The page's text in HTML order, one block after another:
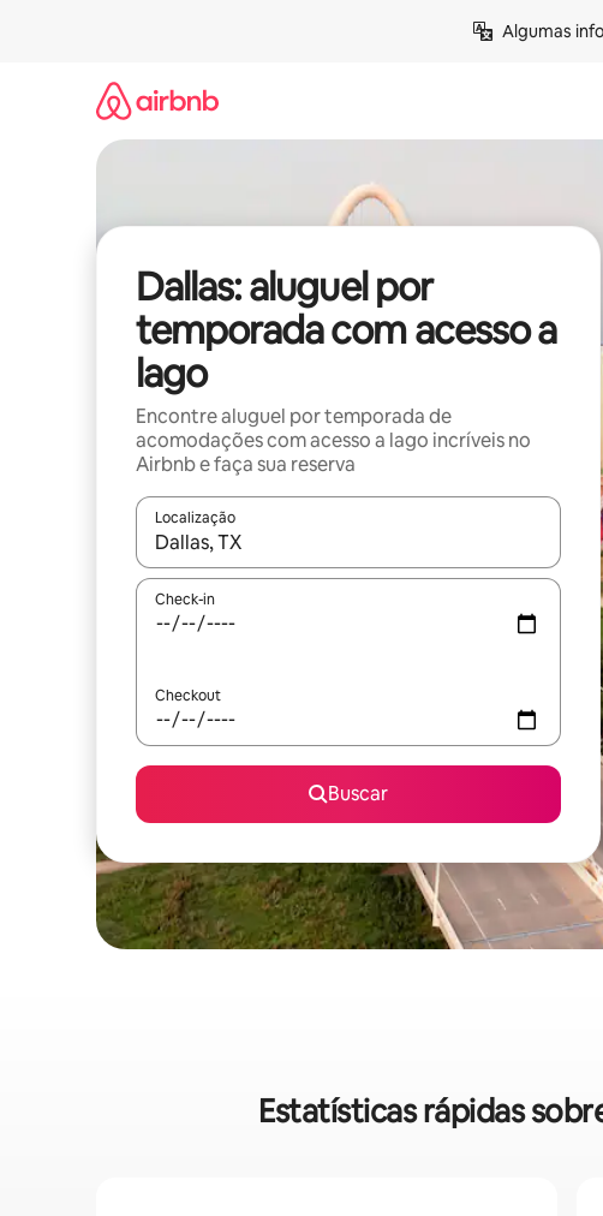
Algumas
Dallas: aluguel por
temporada com acesso a
lago
Encontre aluguel por temporada de
acomodações com acesso a lago incríveis no
Airbnb e faça sua reserva
Localização
Quando os resultados estiverem disponíveis, explore-os
Check-in
Checkout
Buscar
Estatísticas rápidas